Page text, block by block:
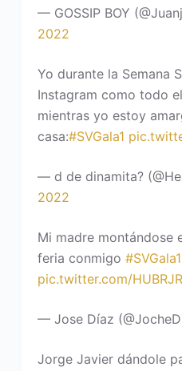
— GOSSIP BOY
2022
Yo durante la Semana
Instagram como todo
mientras yo estoy
casa:#SVGala1
— d de dinamita?
2022
Mi madre montándose
feria conmigo #SVGala1
pic.twitter.com/
— Jose Díaz
Jorge Javier dándole